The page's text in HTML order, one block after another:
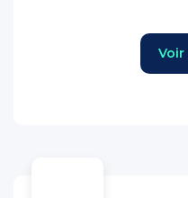
Voir